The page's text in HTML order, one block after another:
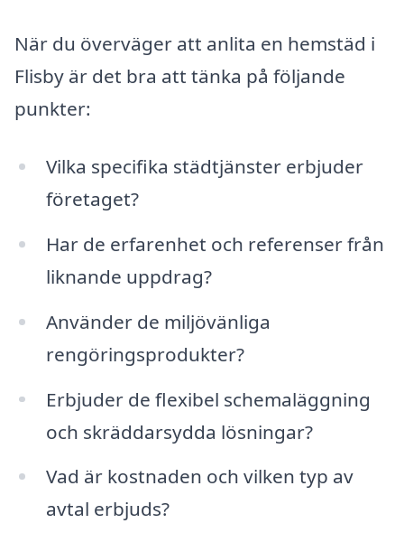
När du överväger att anlita en hemstäd i
Flisby är det bra att tänka på följande
punkter:
Vilka specifika städtjänster erbjuder
företaget?
Har de erfarenhet och referenser från
liknande uppdrag?
Använder de miljövänliga
rengöringsprodukter?
Erbjuder de flexibel schemaläggning
och skräddarsydda lösningar?
Vad är kostnaden och vilken typ av
avtal erbjuds?